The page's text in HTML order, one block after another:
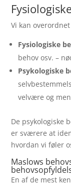
Vi kan
Fysiologiske
behov osv. –
Psykologiske
velvære og
De psykologiske
er sværere at
hvordan vi føler
Maslows
En af de mest